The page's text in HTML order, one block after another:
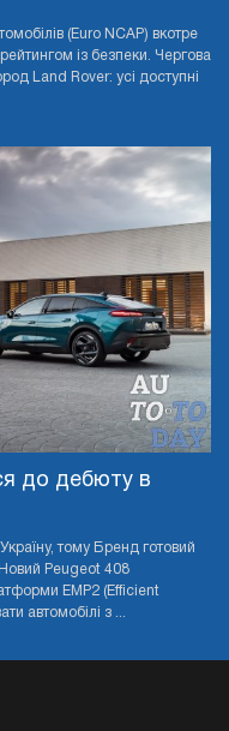
(Euro NCAP) вкотре
із безпеки. Чергова
Land Rover: усі доступні
до дебюту в
тому Бренд готовий
Peugeot 408
EMP2 (Efficient
автомобілі з ...